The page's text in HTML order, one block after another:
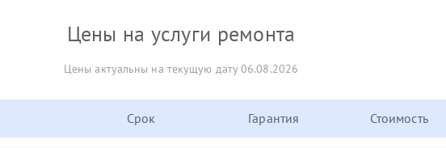
Цены на услуги ремонта
Цены актуальны на текущую дату 06.08.2026
Срок Гарантия Стоимость